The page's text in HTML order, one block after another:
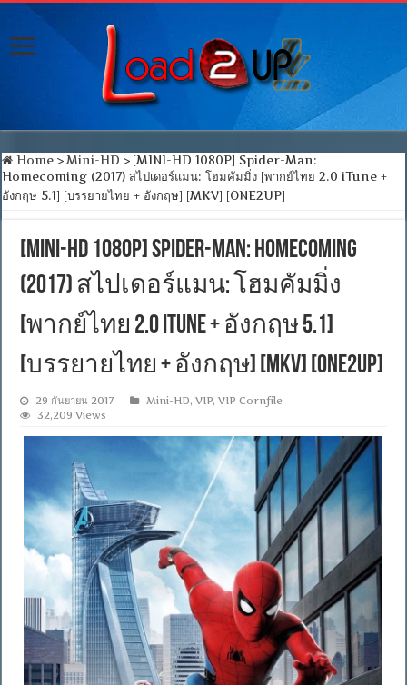
Home > Mini-HD > [MINI-HD 1080P] Spider-Man:
Homecoming (2017) สไปเดอร์แมน: โฮมคัมมิ่ง [พากย์ไทย 2.0 iTune +
อังกฤษ 5.1] [บรรยายไทย + อังกฤษ] [MKV] [ONE2UP]
[MINI-HD 1080P] Spider-Man: Homecoming
(2017) สไปเดอร์แมน: โฮมคัมมิ่ง
[พากย์ไทย 2.0 iTune + อังกฤษ 5.1]
[บรรยายไทย + อังกฤษ] [MKV] [ONE2UP]
29 กันยายน 2017 Mini-HD,VIP,VIP Cornfile
32,209 Views